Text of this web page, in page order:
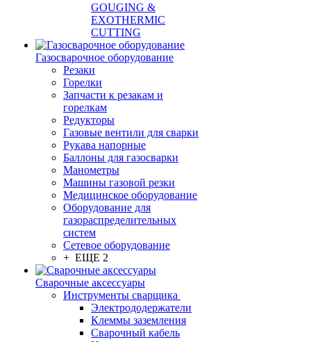
GOUGING &
EXOTHERMIC
CUTTING
Газосварочное оборудование
Резаки
Горелки
Запчасти к резакам и
горелкам
Редукторы
Газовые вентили для сварки
Рукава напорные
Баллоны для газосварки
Манометры
Машины газовой резки
Медицинское оборудование
Оборудование для
газораспределительных
систем
Сетевое оборудование
+ ЕЩЕ 2
Сварочные аксессуары
Инструменты сварщика
Электрододержатели
Клеммы заземления
Сварочный кабель